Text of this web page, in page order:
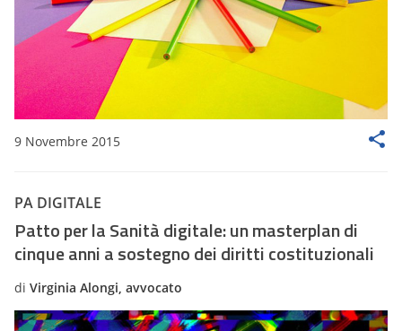
9 Novembre 2015
PA DIGITALE
Patto per la Sanità digitale: un masterplan di
cinque anni a sostegno dei diritti costituzionali
di Virginia Alongi, avvocato